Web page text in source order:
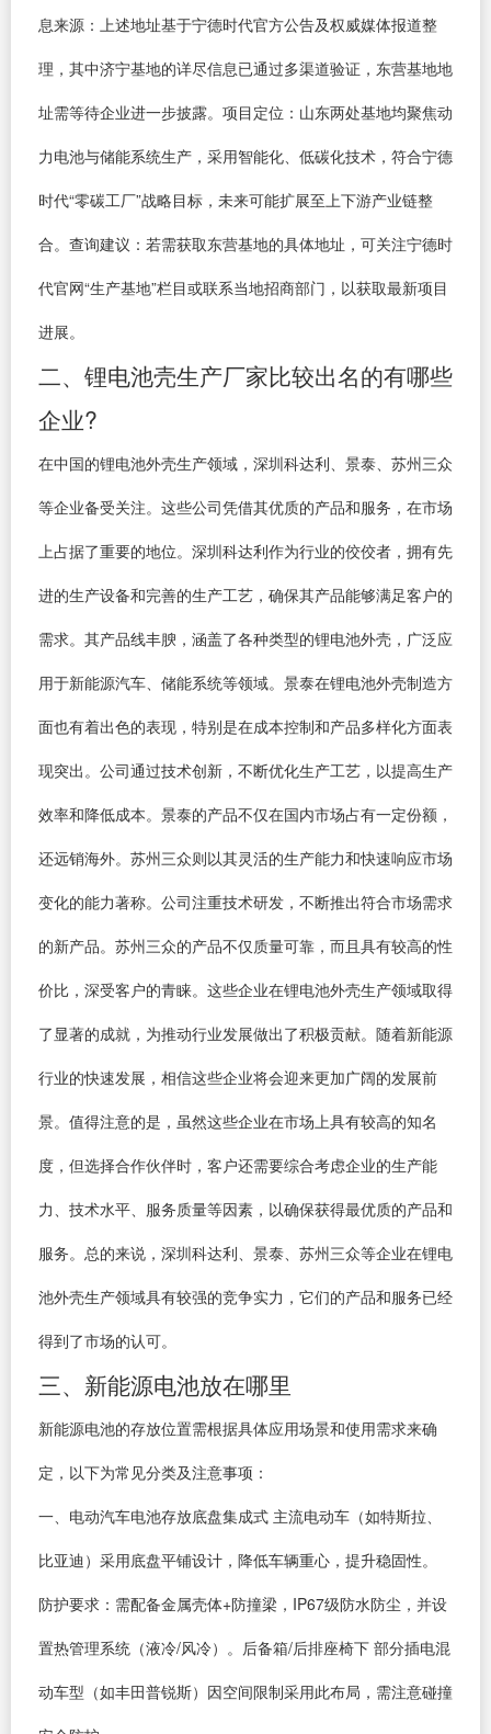
息来源：上述地址基于宁德时代官方公告及权威媒体报道整
理，其中济宁基地的详尽信息已通过多渠道验证，东营基地地
址需等待企业进一步披露。项目定位：山东两处基地均聚焦动
力电池与储能系统生产，采用智能化、低碳化技术，符合宁德
时代“零碳工厂”战略目标，未来可能扩展至上下游产业链整
合。查询建议：若需获取东营基地的具体地址，可关注宁德时
代官网“生产基地”栏目或联系当地招商部门，以获取最新项目
进展。
二、锂电池壳生产厂家比较出名的有哪些
企业?
在中国的锂电池外壳生产领域，深圳科达利、景泰、苏州三众
等企业备受关注。这些公司凭借其优质的产品和服务，在市场
上占据了重要的地位。深圳科达利作为行业的佼佼者，拥有先
进的生产设备和完善的生产工艺，确保其产品能够满足客户的
需求。其产品线丰腴，涵盖了各种类型的锂电池外壳，广泛应
用于新能源汽车、储能系统等领域。景泰在锂电池外壳制造方
面也有着出色的表现，特别是在成本控制和产品多样化方面表
现突出。公司通过技术创新，不断优化生产工艺，以提高生产
效率和降低成本。景泰的产品不仅在国内市场占有一定份额，
还远销海外。苏州三众则以其灵活的生产能力和快速响应市场
变化的能力著称。公司注重技术研发，不断推出符合市场需求
的新产品。苏州三众的产品不仅质量可靠，而且具有较高的性
价比，深受客户的青睐。这些企业在锂电池外壳生产领域取得
了显著的成就，为推动行业发展做出了积极贡献。随着新能源
行业的快速发展，相信这些企业将会迎来更加广阔的发展前
景。值得注意的是，虽然这些企业在市场上具有较高的知名
度，但选择合作伙伴时，客户还需要综合考虑企业的生产能
力、技术水平、服务质量等因素，以确保获得最优质的产品和
服务。总的来说，深圳科达利、景泰、苏州三众等企业在锂电
池外壳生产领域具有较强的竞争实力，它们的产品和服务已经
得到了市场的认可。
三、新能源电池放在哪里
新能源电池的存放位置需根据具体应用场景和使用需求来确
定，以下为常见分类及注意事项：
一、电动汽车电池存放底盘集成式 主流电动车（如特斯拉、
比亚迪）采用底盘平铺设计，降低车辆重心，提升稳固性。
防护要求：需配备金属壳体+防撞梁，IP67级防水防尘，并设
置热管理系统（液冷/风冷）。后备箱/后排座椅下 部分插电混
动车型（如丰田普锐斯）因空间限制采用此布局，需注意碰撞